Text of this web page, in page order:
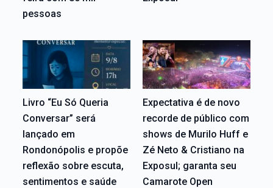
pessoas
Livro “Eu Só Queria
Conversar” será
lançado em
Rondonópolis e propõe
reflexão sobre escuta,
sentimentos e saúde
Expectativa é de novo
recorde de público com
shows de Murilo Huff e
Zé Neto & Cristiano na
Exposul; garanta seu
Camarote Open